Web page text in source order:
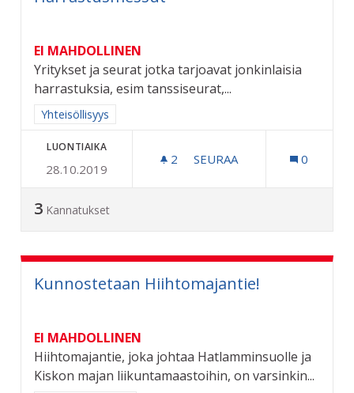
EI MAHDOLLINEN
Yritykset ja seurat jotka tarjoavat jonkinlaisia
harrastuksia, esim tanssiseurat,...
Rajaa tulokset aihepiirin mukaan: Yhteisöllisyys
Yhteisöllisyys
LUONTIAIKA
28.10.2019
2 2 SEURAAJAA
SEURAA 0
3 Kannatukset
Kunnostetaan Hiihtomajantie!
EI MAHDOLLINEN
Hiihtomajantie, joka johtaa Hatlamminsuolle ja
Kiskon majan liikuntamaastoihin, on varsinkin...